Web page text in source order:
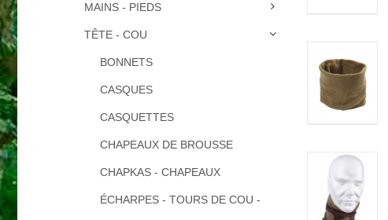
MAINS - PIEDS
TÊTE - COU
BONNETS
CASQUES
CASQUETTES
CHAPEAUX DE BROUSSE
CHAPKAS - CHAPEAUX
ÉCHARPES - TOURS DE COU -